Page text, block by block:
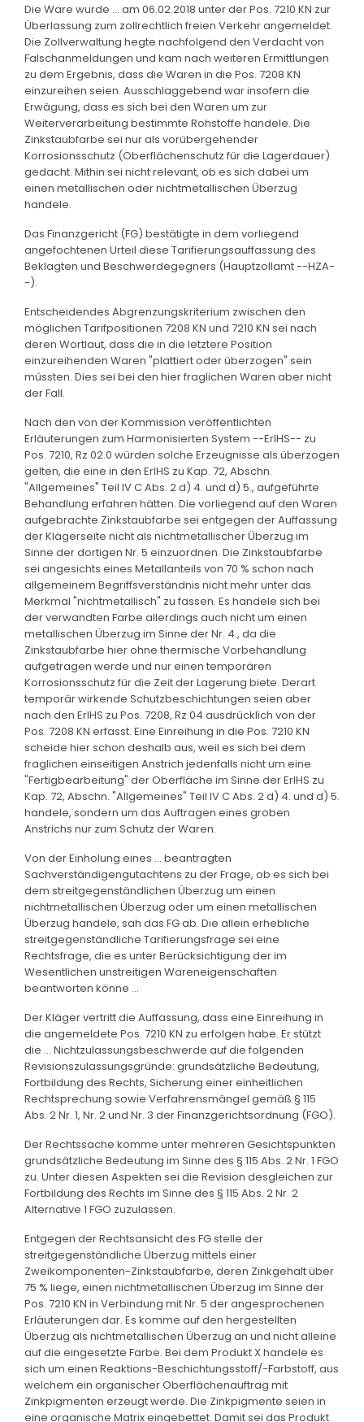
Die Ware wurde ... am 06.02.2018 unter der Pos. 7210 KN zur
Überlassung zum zollrechtlich freien Verkehr angemeldet.
Die Zollverwaltung hegte nachfolgend den Verdacht von
Falschanmeldungen und kam nach weiteren Ermittlungen
zu dem Ergebnis, dass die Waren in die Pos. 7208 KN
einzureihen seien. Ausschlaggebend war insofern die
Erwägung, dass es sich bei den Waren um zur
Weiterverarbeitung bestimmte Rohstoffe handele. Die
Zinkstaubfarbe sei nur als vorübergehender
Korrosionsschutz (Oberflächenschutz für die Lagerdauer)
gedacht. Mithin sei nicht relevant, ob es sich dabei um
einen metallischen oder nichtmetallischen Überzug
handele.
Das Finanzgericht (FG) bestätigte in dem vorliegend
angefochtenen Urteil diese Tarifierungsauffassung des
Beklagten und Beschwerdegegners (Hauptzollamt --HZA-
-).
Entscheidendes Abgrenzungskriterium zwischen den
möglichen Tarifpositionen 7208 KN und 7210 KN sei nach
deren Wortlaut, dass die in die letztere Position
einzureihenden Waren "plattiert oder überzogen" sein
müssten. Dies sei bei den hier fraglichen Waren aber nicht
der Fall.
Nach den von der Kommission veröffentlichten
Erläuterungen zum Harmonisierten System --ErlHS-- zu
Pos. 7210, Rz 02.0 würden solche Erzeugnisse als überzogen
gelten, die eine in den ErlHS zu Kap. 72, Abschn.
"Allgemeines" Teil IV C Abs. 2 d) 4. und d) 5., aufgeführte
Behandlung erfahren hätten. Die vorliegend auf den Waren
aufgebrachte Zinkstaubfarbe sei entgegen der Auffassung
der Klägerseite nicht als nichtmetallischer Überzug im
Sinne der dortigen Nr. 5 einzuordnen. Die Zinkstaubfarbe
sei angesichts eines Metallanteils von 70 % schon nach
allgemeinem Begriffsverständnis nicht mehr unter das
Merkmal "nichtmetallisch" zu fassen. Es handele sich bei
der verwandten Farbe allerdings auch nicht um einen
metallischen Überzug im Sinne der Nr. 4., da die
Zinkstaubfarbe hier ohne thermische Vorbehandlung
aufgetragen werde und nur einen temporären
Korrosionsschutz für die Zeit der Lagerung biete. Derart
temporär wirkende Schutzbeschichtungen seien aber
nach den ErlHS zu Pos. 7208, Rz 04 ausdrücklich von der
Pos. 7208 KN erfasst. Eine Einreihung in die Pos. 7210 KN
scheide hier schon deshalb aus, weil es sich bei dem
fraglichen einseitigen Anstrich jedenfalls nicht um eine
"Fertigbearbeitung" der Oberfläche im Sinne der ErlHS zu
Kap. 72, Abschn. "Allgemeines" Teil IV C Abs. 2 d) 4. und d) 5.
handele, sondern um das Auftragen eines groben
Anstrichs nur zum Schutz der Waren.
Von der Einholung eines ... beantragten
Sachverständigengutachtens zu der Frage, ob es sich bei
dem streitgegenständlichen Überzug um einen
nichtmetallischen Überzug oder um einen metallischen
Überzug handele, sah das FG ab. Die allein erhebliche
streitgegenständliche Tarifierungsfrage sei eine
Rechtsfrage, die es unter Berücksichtigung der im
Wesentlichen unstreitigen Wareneigenschaften
beantworten könne ...
Der Kläger vertritt die Auffassung, dass eine Einreihung in
die angemeldete Pos. 7210 KN zu erfolgen habe. Er stützt
die ... Nichtzulassungsbeschwerde auf die folgenden
Revisionszulassungsgründe: grundsätzliche Bedeutung,
Fortbildung des Rechts, Sicherung einer einheitlichen
Rechtsprechung sowie Verfahrensmängel gemäß § 115
Abs. 2 Nr. 1, Nr. 2 und Nr. 3 der Finanzgerichtsordnung (FGO).
Der Rechtssache komme unter mehreren Gesichtspunkten
grundsätzliche Bedeutung im Sinne des § 115 Abs. 2 Nr. 1 FGO
zu. Unter diesen Aspekten sei die Revision desgleichen zur
Fortbildung des Rechts im Sinne des § 115 Abs. 2 Nr. 2
Alternative 1 FGO zuzulassen.
Entgegen der Rechtsansicht des FG stelle der
streitgegenständliche Überzug mittels einer
Zweikomponenten-Zinkstaubfarbe, deren Zinkgehalt über
75 % liege, einen nichtmetallischen Überzug im Sinne der
Pos. 7210 KN in Verbindung mit Nr. 5 der angesprochenen
Erläuterungen dar. Es komme auf den hergestellten
Überzug als nichtmetallischen Überzug an und nicht alleine
auf die eingesetzte Farbe. Bei dem Produkt X handele es
sich um einen Reaktions-Beschichtungsstoff/-Farbstoff, aus
welchem ein organischer Oberflächenauftrag mit
Zinkpigmenten erzeugt werde. Die Zinkpigmente seien in
eine organische Matrix eingebettet. Damit sei das Produkt